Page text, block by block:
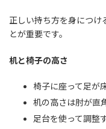
正しい持ち方を身につけ
とが重要です。
机と椅子の高さ
椅子に座って足が
机の高さは肘が直
足台を使って調整